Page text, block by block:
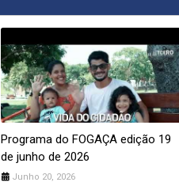
Programa do FOGAÇA edição 19
de junho de 2026
Junho 20, 2026